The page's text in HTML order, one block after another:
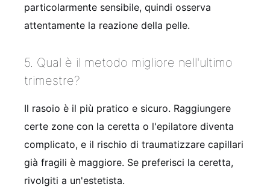
particolarmente sensibile, quindi osserva
attentamente la reazione della pelle.
5. Qual è il metodo migliore nell'ultimo
trimestre?
Il rasoio è il più pratico e sicuro. Raggiungere
certe zone con la ceretta o l'epilatore diventa
complicato, e il rischio di traumatizzare capillari
già fragili è maggiore. Se preferisci la ceretta,
rivolgiti a un'estetista.